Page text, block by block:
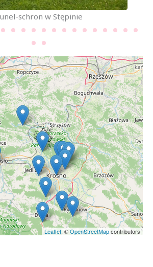
schron w Stępinie
Leaflet, ©OpenStreetMapcontributors